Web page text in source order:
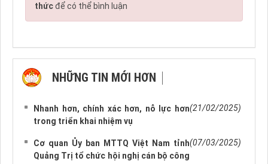
thứcđể có thể bình luận
NHỮNG TIN MỚI HƠN
Nhanh hơn, chính xác hơn, nỗ lực hơn
trong triển khai nhiệm vụ
(21/02/2025)
Cơ quan Ủy ban MTTQ Việt Nam tỉnh
Quảng Trị tổ chức hội nghị cán bộ công
(07/03/2025)